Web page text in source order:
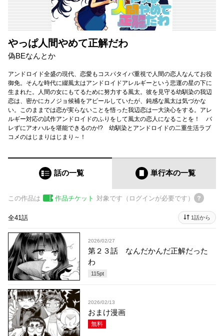
やっぱ人間やめて正解だわ
偽BEなんとか
アンドロイド全盛の現代、恋愛もコスパタイパ重視で人間の恋人なんてお役
御免。そんな時代に綴風太はアンドロイドアレルギーという悲運の星の下に
生まれた。人間の女にもてるために努力する風太。彼を見守る幼馴染の我辺
恋は、密かにカノジョ候補をアピールしていたが、鈍感な風太は気づかな
い。このままでは恋が実らないことを悟った我辺恋は一大決心をする。アレ
ルギー対応の試作アンドロイドのふりをして風太の恋人になることを！ バ
レずにアオハルを堪能できるのか!? 幼馴染とアンドロイドの二重生活ラブ
コメのはじまりはじまり～！
話の一覧 単行本の一覧
この作品は 作品チケット 対象です（ログインが必要です）
全41話 1話から
2026/02/27
第２３話 なんだかんだ正解だった
わ
115pt
2026/02/13
おまけ漫画
無料